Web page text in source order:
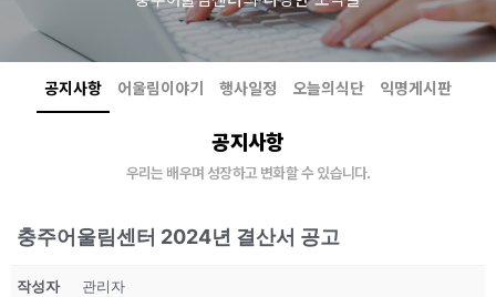
공지사항 어울림이야기 행사일정 오늘의식단 익명게시판
공지사항
우리는 배우며 성장하고 변화할 수 있습니다.
충주어울림센터 2024년 결산서 공고
작성자 관리자